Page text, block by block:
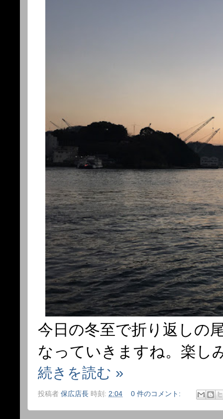
今日の冬至で折り返しの
なっていきますね。楽し
続きを読む »
投稿者 保広店長 時刻: 2:04 0 件のコメント: